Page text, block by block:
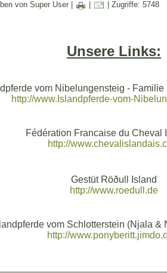
von Super User | | Zugriffe: 5748
Unsere Links:
vom Nibelungensteig -
http://www.Islandpferde-vom-
Fédération Francaise du Cheval
http://
Gestüt Röðull Island
http://www.roedull.de
vom Schlotterstein (Njala &
http://